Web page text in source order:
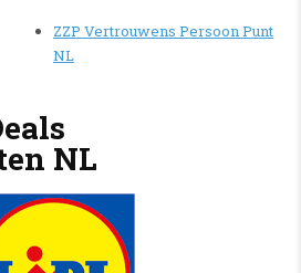
ZZP Vertrouwens Persoon Punt
NL
NL